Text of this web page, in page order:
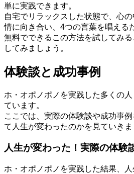
単に実践できます。
自宅でリラックスした状態で、心
情に向き合い、4つの言葉を唱える
無料でできるこの方法を試してみ
してみましょう。
体験談と成功事例
ホ・オポノポノを実践した多くの
ています。
ここでは、実際の体験談や成功事
て人生が変わったのかを見ていきま
人生が変わった！実際の体験
ホ・オポノポノを実践した結果、